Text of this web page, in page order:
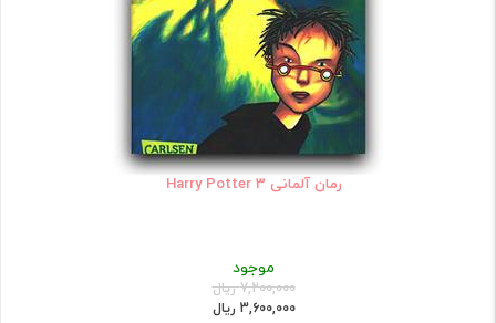
رمان آلمانی Harry Potter 3
موجود
7,200,000 ریال
3,600,000 ریال